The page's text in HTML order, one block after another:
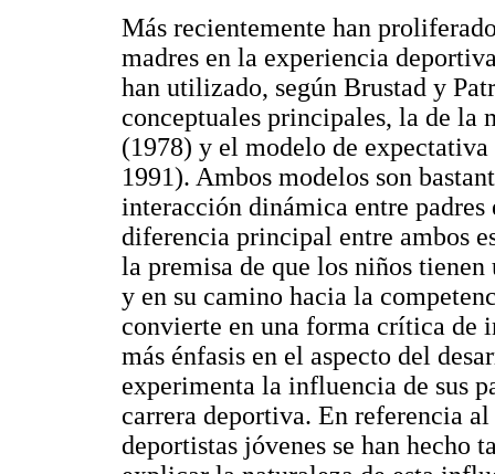
Más recientemente han
madres en la experiencia
han utilizado, según Brustad y
conceptuales principales, la de la
(1978) y el modelo de
1991). Ambos modelos son
interacción dinámica entre
diferencia principal entre ambos
la premisa de que los niños tienen
y en su camino hacia la
convierte en una forma crítica de
más énfasis en el aspecto del
experimenta la influencia de sus
carrera deportiva. En referencia
deportistas jóvenes se han hecho